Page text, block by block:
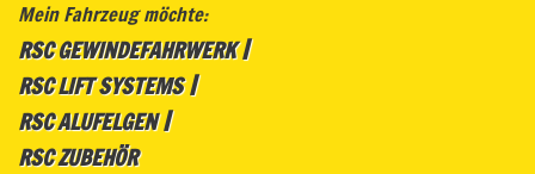
Mein Fahrzeug möchte:
RSC GEWINDEFAHRWERK
RSC LIFT SYSTEMS
RSC ALUFELGEN
RSC ZUBEHÖR